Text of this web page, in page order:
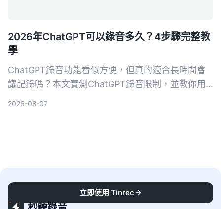
2026年ChatGPT可以錄音多久？4步驟完整教
學
ChatGPT錄音功能看似方便，但真的適合長時間會
議記錄嗎？本文實測ChatGPT錄音限制，並教你用
2026-08-07
立即使用 Tinrec